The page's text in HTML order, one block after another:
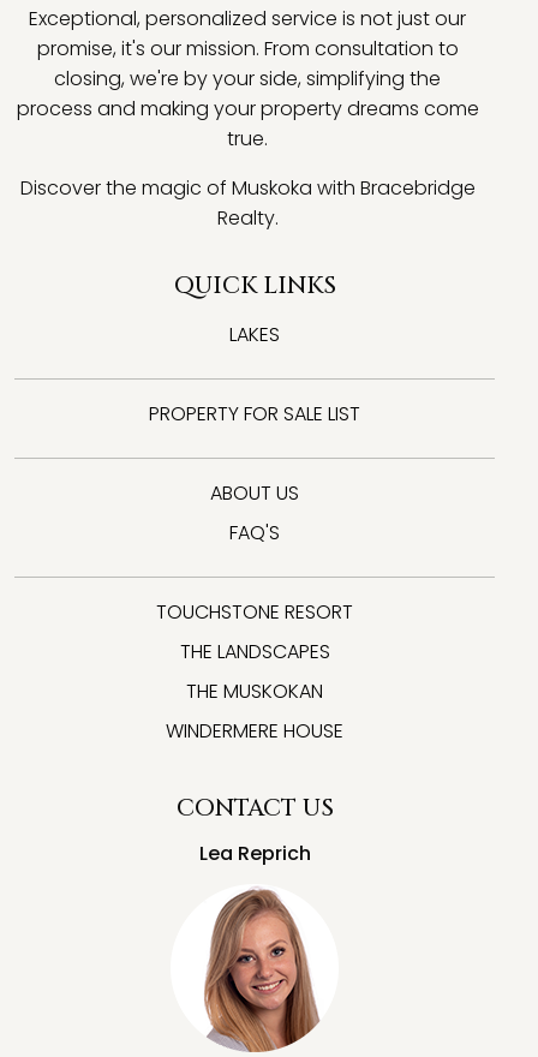
Exceptional, personalized service is not just our
promise, it's our mission. From consultation to
closing, we're by your side, simplifying the
process and making your property dreams come
true.
Discover the magic of Muskoka with Bracebridge
Realty.
QUICK LINKS
LAKES
PROPERTY FOR SALE LIST
ABOUT US
FAQ'S
TOUCHSTONE RESORT
THE LANDSCAPES
THE MUSKOKAN
WINDERMERE HOUSE
CONTACT US
Lea Reprich